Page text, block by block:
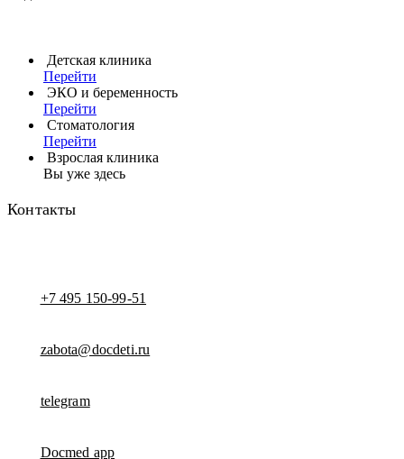
Детская клиника
Перейти
ЭКО и беременность
Перейти
Стоматология
Перейти
Взрослая клиника
Вы уже здесь
Контакты
+7 495 150-99-51
zabota@docdeti.ru
telegram
Docmed app